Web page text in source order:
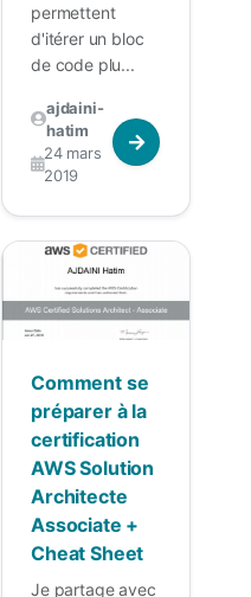
permettent
d'itérer un bloc
de code plu...
ajdaini-
hatim
24 mars
2019
Comment se
préparer à la
certification
AWS Solution
Architecte
Associate +
Cheat Sheet
Je partage avec